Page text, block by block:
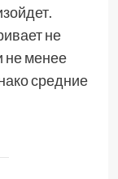
не
не менее
средние